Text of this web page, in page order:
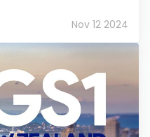
Nov 12 2024